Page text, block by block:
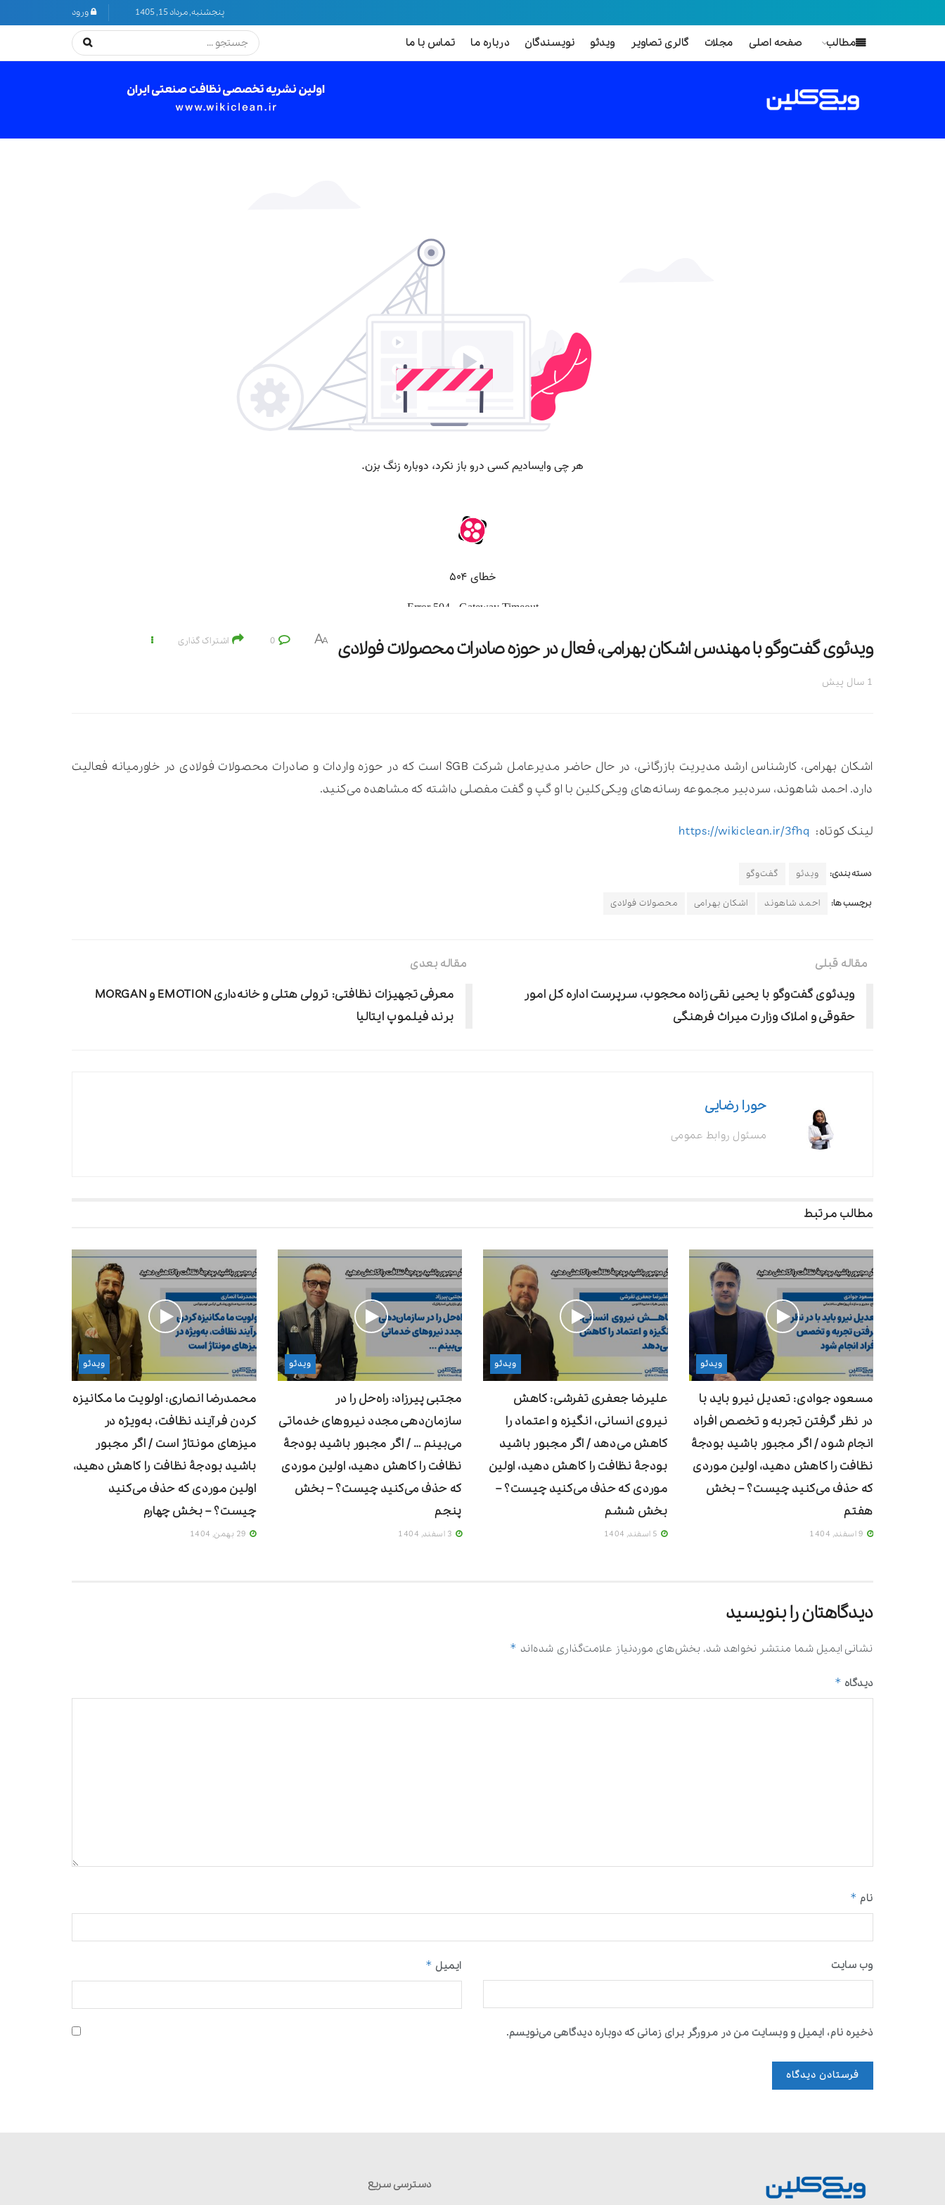
پنجشنبه, مرداد 15, 1405 ورود
مطالب صفحه اصلی مجلات گالری تصاویر ویدئو نویسندگان درباره ما تماس با ما
ویدئوی گفت‌وگو با مهندس اشکان بهرامی، فعال در حوزه صادرات محصولات فولادی
1 سال پیش
A
A اشتراک گذاری
اشکان بهرامی، کارشناس ارشد مدیریت بازرگانی، در حال حاضر مدیرعامل شرکت SGB است که در حوزه واردات و صادرات محصولات فولادی در خاورمیانه فعالیت
دارد. احمد شاهوند، سردبیر مجموعه رسانه‌های ویکی‌کلین با او گپ و گفت مفصلی داشته که مشاهده می‌کنید.
لینک کوتاه: https://wikiclean.ir/3fhq
دسته بندی: ویدئو گفت‌وگو
برچسب ها: احمد شاهوند اشکان بهرامی محصولات فولادی
ویدئوی گفت‌وگو با یحیی نقی زاده محجوب، سرپرست اداره کل امور
حقوقی و املاک وزارت میراث فرهنگی
معرفی تجهیزات نظافتی: ترولی هتلی و خانه‌داری EMOTION و MORGAN
برند فیلموپ ایتالیا
حورا رضایی
مسئول روابط عمومی
مطالب مرتبط
ویدئو
مسعود جوادی: تعدیل نیرو باید با
در نظر گرفتن تجربه و تخصص افراد
انجام شود / اگر مجبور باشید بودجۀ
نظافت را کاهش دهید، اولین موردی
که حذف می‌کنید چیست؟ – بخش
هفتم
ویدئو
علیرضا جعفری تفرشی: کاهش
نیروی انسانی، انگیزه و اعتماد را
کاهش می‌دهد / اگر مجبور باشید
بودجۀ نظافت را کاهش دهید، اولین
موردی که حذف می‌کنید چیست؟ –
بخش ششم
ویدئو
مجتبی پیرزاد: راه‌حل را در
سازمان‌دهی مجدد نیروهای خدماتی
می‌بینم … / اگر مجبور باشید بودجۀ
نظافت را کاهش دهید، اولین موردی
که حذف می‌کنید چیست؟ – بخش
پنجم
ویدئو
محمدرضا انصاری: اولویت ما مکانیزه
‌کردن فرآیند نظافت، به‌ویژه در
میزهای مونتاژ است / اگر مجبور
باشید بودجۀ نظافت را کاهش دهید،
اولین موردی که حذف می‌کنید
چیست؟ – بخش چهارم
دیدگاهتان را بنویسید
نشانی ایمیل شما منتشر نخواهد شد. بخش‌های موردنیاز علامت‌گذاری شده‌اند *
دیدگاه *
نام *
ایمیل * وب‌ سایت
ذخیره نام، ایمیل و وبسایت من در مرورگر برای زمانی که دوباره دیدگاهی می‌نویسم.
دسترسی سریع